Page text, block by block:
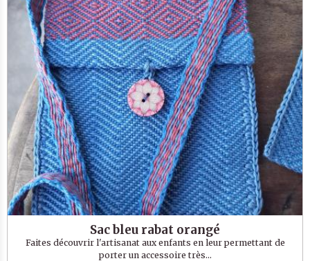
Sac bleu rabat orangé
Faites découvrir l'artisanat aux enfants en leur permettant de
porter un accessoire très...